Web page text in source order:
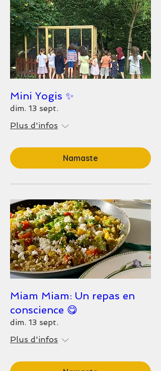
Mini Yogis ✨
dim. 13 sept.
Plus d'infos
Namaste
Miam Miam: Un repas en
conscience 😋
dim. 13 sept.
Plus d'infos